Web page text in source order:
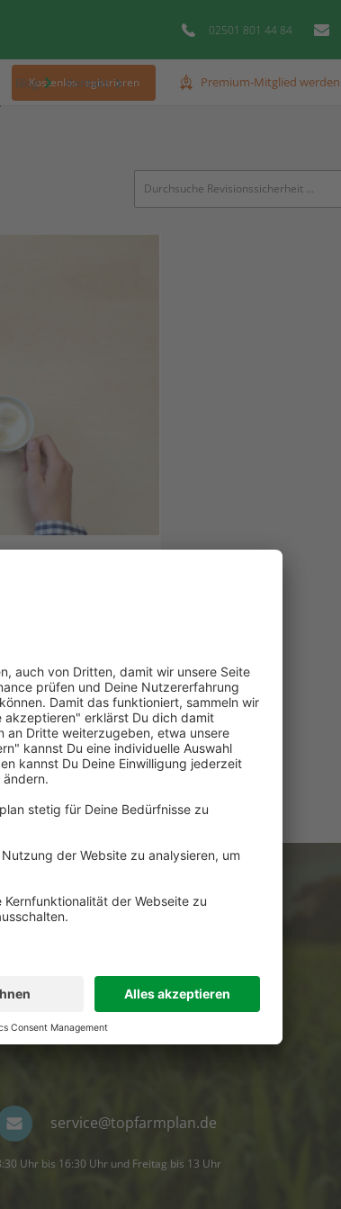
02501 801 44 84
Blog Kontakt
Kostenlos registrieren Premium-Mitglied werden
in Deinem
Dein Büro ist
jetzt einen
benötigst Unterstützung?
Dir gerne weiter!
service@topfarmplan.de
Uhr bis 16:30 Uhr und Freitag bis 13 Uhr